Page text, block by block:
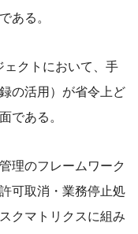
ある。
クトにおいて、手
の活用）が省令上ど
である。
理のフレームワーク
可取消・業務停止処
クマトリクスに組み